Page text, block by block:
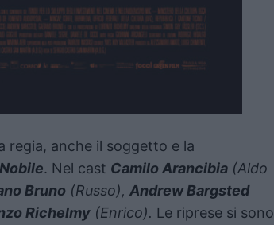
regia, anche il soggetto e la
. Nel cast Camilo Arancibia (Aldo
Bruno (Russo), Andrew Bargsted
Richelmy (Enrico). Le riprese si sono